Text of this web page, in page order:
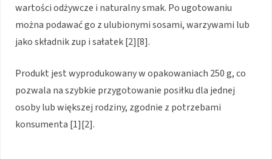
wartości odżywcze i naturalny smak. Po ugotowaniu
można podawać go z ulubionymi sosami, warzywami lub
jako składnik zup i sałatek [2][8].
Produkt jest wyprodukowany w opakowaniach 250 g, co
pozwala na szybkie przygotowanie posiłku dla jednej
osoby lub większej rodziny, zgodnie z potrzebami
konsumenta [1][2].